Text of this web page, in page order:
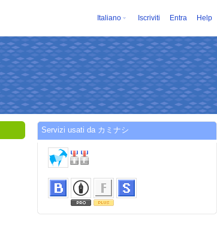
Italiano Iscriviti Entra Help
Servizi usati da カミナシ